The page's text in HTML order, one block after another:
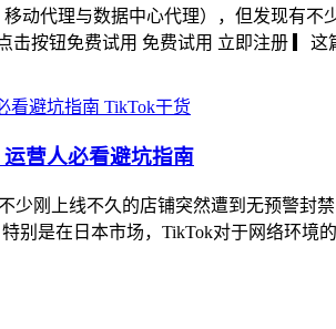
动代理与数据中心代理），但发现有
击按钮免费试用 免费试用 立即注册 ▎
TikTok干货
营人必看避坑指南
少刚上线不久的店铺突然遭到无预警封
别是在日本市场，TikTok对于网络环境